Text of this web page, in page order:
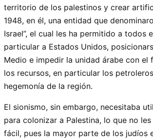
territorio de los palestinos y crear
1948, en él, una entidad que
Israel”, el cual les ha permitido a todos
particular a Estados Unidos,
Medio e impedir la unidad árabe con el
los recursos, en particular los
hegemonía de la región.
El sionismo, sin embargo, necesitaba
para colonizar a Palestina, lo que no
fácil, pues la mayor parte de los judíos